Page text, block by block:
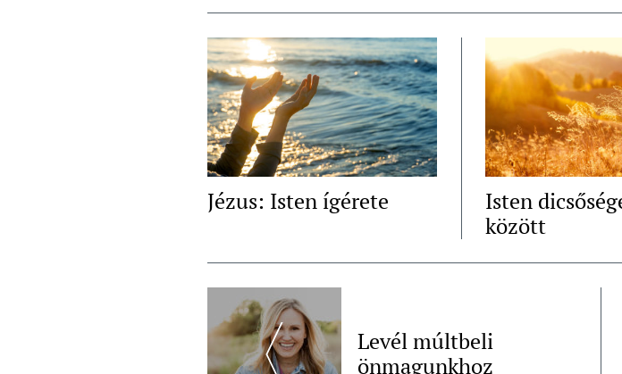
Jézus: Isten ígérete
Isten
között
Post
NavigationLevél múltbeli
önmagunkhoz